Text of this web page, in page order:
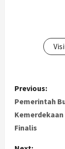
P
o
s
Previous:
Pemerintah
Kemerdekaan
Finalis